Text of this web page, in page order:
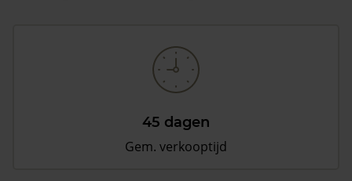
45 dagen
Gem. verkooptijd